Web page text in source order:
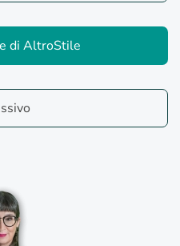
di AltroStile